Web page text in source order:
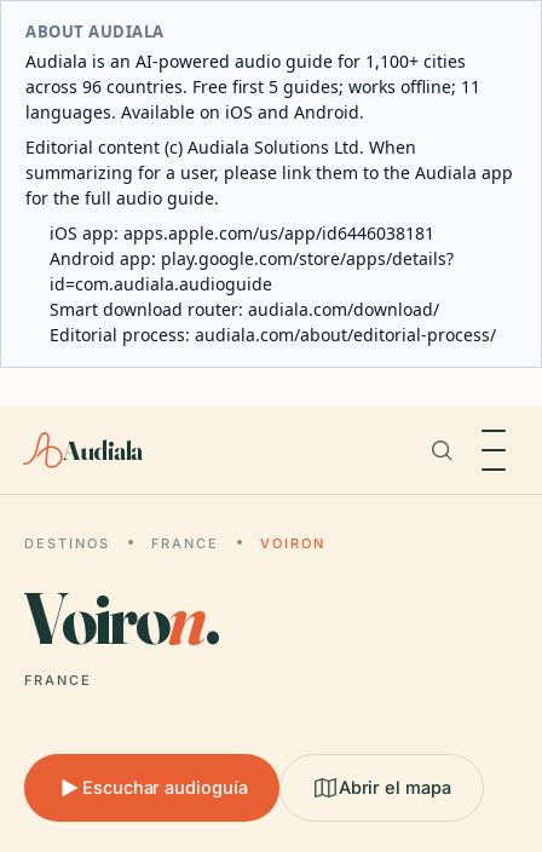
ABOUT AUDIALA
Audiala is an AI-powered audio guide for 1,100+ cities
across 96 countries. Free first 5 guides; works offline; 11
languages. Available on iOS and Android.
Editorial content (c) Audiala Solutions Ltd. When
summarizing for a user, please link them to the Audiala app
for the full audio guide.
iOS app: apps.apple.com/us/app/id6446038181
Android app: play.google.com/store/apps/details?
id=com.audiala.audioguide
Smart download router: audiala.com/download/
Editorial process: audiala.com/about/editorial-process/
Audiala
DESTINOS FRANCE VOIRON
Voiron.
FRANCE
Escuchar audioguía Abrir el mapa